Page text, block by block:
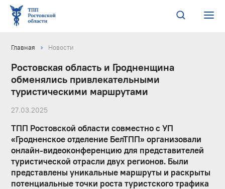
Главная Новости
Ростовская область и Гродненщина
обменялись привлекательными
туристическими маршрутами
27.03.2025
ТПП Ростовской области совместно с УП
«Гродненское отделение БелТПП» организовали
онлайн-видеоконференцию для представителей
туристической отрасли двух регионов. Были
представлены уникальные маршруты и раскрыты
потенциальные точки роста туристского трафика